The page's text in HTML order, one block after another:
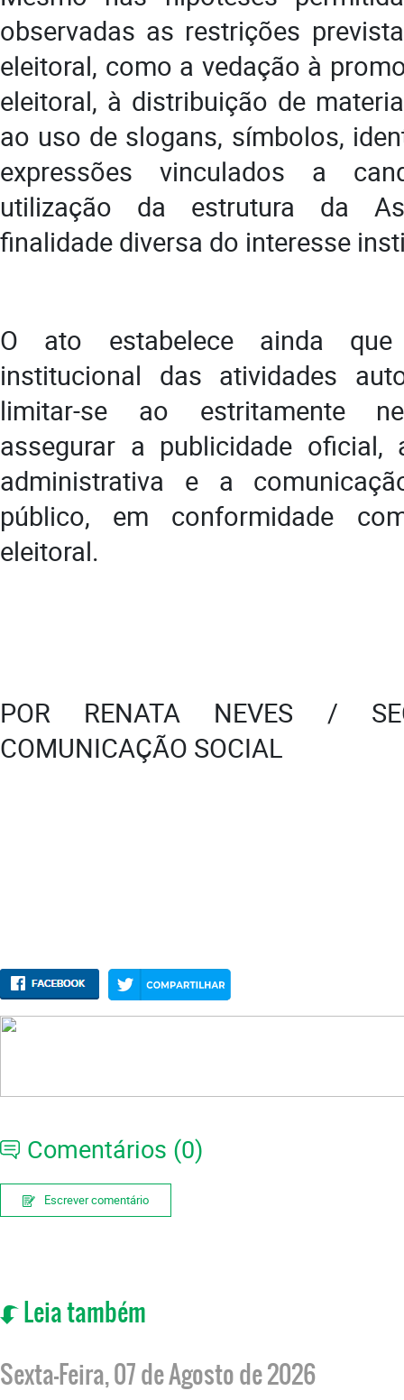
observadas as restrições
eleitoral, como a vedação à
eleitoral, à distribuição de
ao uso de slogans, símbolos,
expressões vinculados a
utilização da estrutura da
finalidade diversa do interesse
O ato estabelece ainda
institucional das atividades
limitar-se ao estritamente
assegurar a publicidade oficial,
administrativa e a
público, em conformidade
eleitoral.
POR RENATA NEVES /
COMUNICAÇÃO SOCIAL
Comentários (0)
Escrever comentário
Leia também
Sexta-Feira, 07 de Agosto de 2026